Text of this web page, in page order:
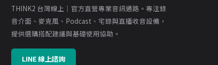
THINK2 台灣線上｜官方直營專業音訊通路。專注錄
音介面、麥克風、Podcast、宅錄與直播收音設備，
提供選購搭配建議與基礎使用協助。
LINE 線上諮詢